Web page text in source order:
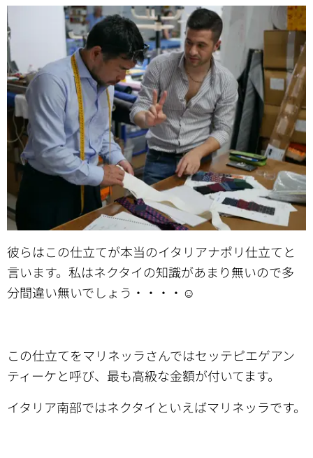
彼らはこの仕立てが本当のイタリアナポリ仕立てと
言います。私はネクタイの知識があまり無いので多
分間違い無いでしょう・・・・☺
この仕立てをマリネッラさんではセッテピエゲアン
ティーケと呼び、最も高級な金額が付いてます。
イタリア南部ではネクタイといえばマリネッラです。